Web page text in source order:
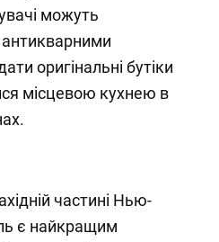
можуть
оригінальні бутіки
місцевою кухнею в
частині Нью-
є найкращим